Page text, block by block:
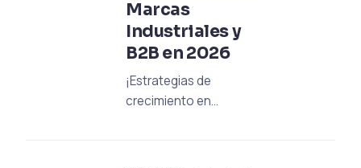
Marcas
Industriales y
B2B en 2026
¡Estrategias de
crecimiento en